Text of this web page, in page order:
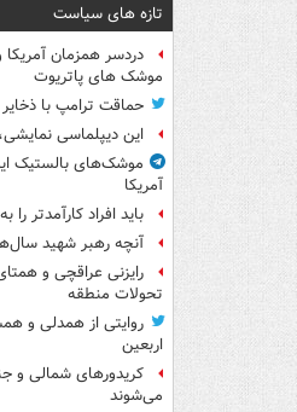
تازه های سیاست
دردسر همزمان آمریکا
موشک های پاتریوت
حماقت ترامپ با
این دیپلماسی
موشک‌های بالستیک
آمریکا
باید افراد کارآمدتر را
آنچه رهبر شهید
رایزنی عراقچی و
تحولات منطقه
روایتی از همدلی و
اربعین
کریدورهای شمالی و
می‌شوند